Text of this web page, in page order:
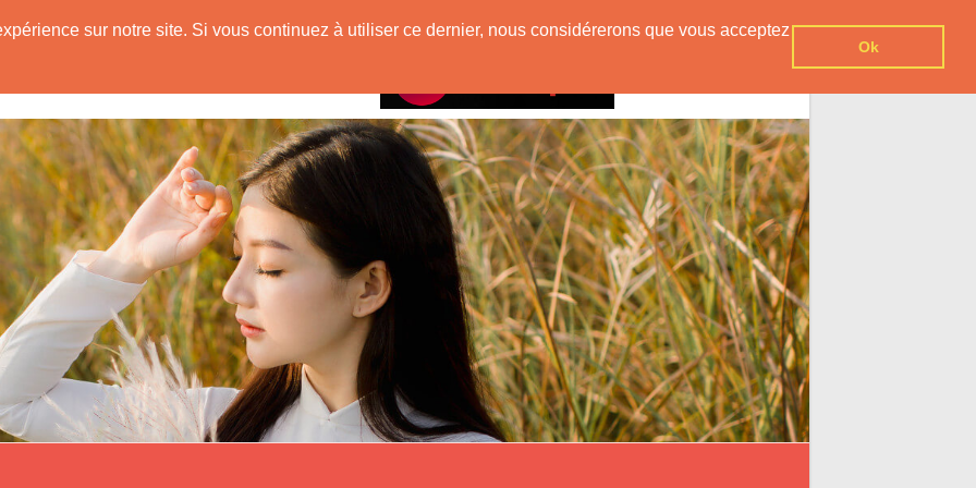
sur notre site. Si vous continuez à utiliser ce dernier, nous considérerons que vous acceptez
Ok
!